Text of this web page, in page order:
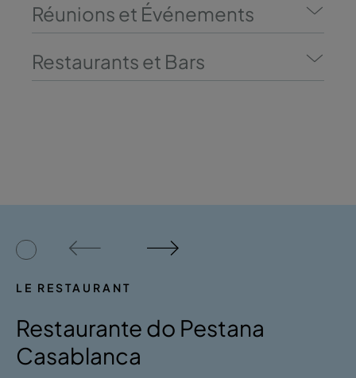
Réunions et Événements
Restaurants et Bars
LE RESTAURANT
Restaurante do Pestana
Casablanca